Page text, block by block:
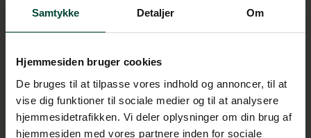
Samtykke Detaljer Om
Hjemmesiden bruger cookies
De bruges til at tilpasse vores indhold og annoncer, til at
vise dig funktioner til sociale medier og til at analysere
hjemmesidetrafikken. Vi deler oplysninger om din brug af
hjemmesiden med vores partnere inden for sociale
Lorem ipsum dolor sit amet, consectetur adipiscing
elit. Ut accumsan ligula quis neque fermentum, eget
autocamper